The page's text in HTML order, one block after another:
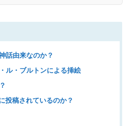
話由来なのか？
ル・ブルトンによる挿絵
投稿されているのか？